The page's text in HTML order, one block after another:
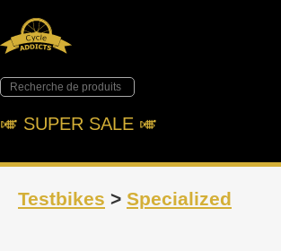
🎺︎ SUPER SALE 🎺︎
Testbikes > Specialized